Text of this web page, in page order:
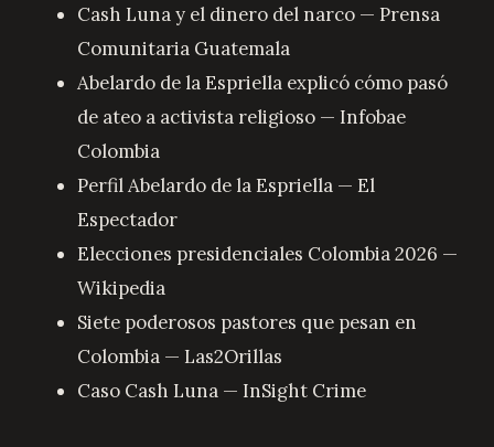
Cash Luna y el dinero del narco — Prensa
Comunitaria Guatemala
Abelardo de la Espriella explicó cómo pasó
de ateo a activista religioso — Infobae
Colombia
Perfil Abelardo de la Espriella — El
Espectador
Elecciones presidenciales Colombia 2026 —
Wikipedia
Siete poderosos pastores que pesan en
Colombia — Las2Orillas
Caso Cash Luna — InSight Crime